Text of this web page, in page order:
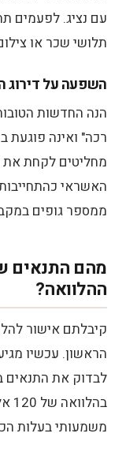
עם נציג. לפעמים
תלושי שכר או
השפעה על דירוג
הנה החדשות
רכה" ואינה
מחליטים לקחת את
האשראי
ממספר גופים
מהם התנאים
ההלוואה?
קיבלתם אישור
הראשון. עכשיו
לבדוק את התנאים
משמעותי בעלות